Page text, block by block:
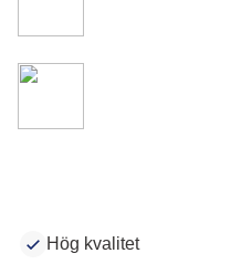
Hög kvalitet